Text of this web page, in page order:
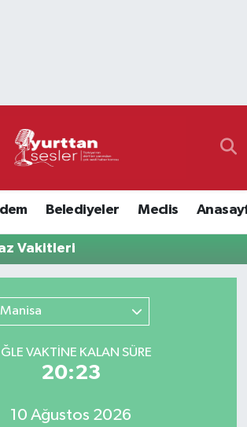
Belediyeler Meclis
Vakitleri
Manisa
VAKTİNE KALAN SÜRE
20:23
10 Ağustos 2026
Durumu ve Fikstür
Haberleri